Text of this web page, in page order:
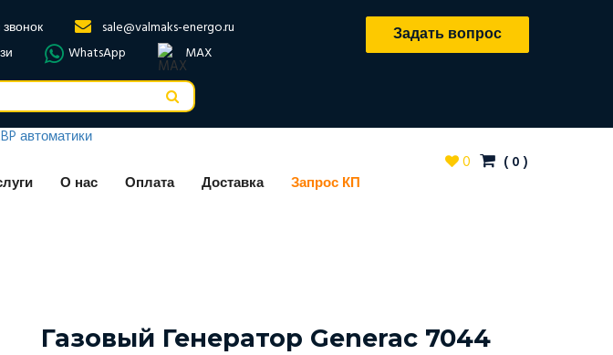
sale@valmaks-energo.ru
WhatsApp MAX
Задать вопрос
О нас Оплата Доставка Запрос КП
0 ( 0)
Газовый Генератор Generac 7044